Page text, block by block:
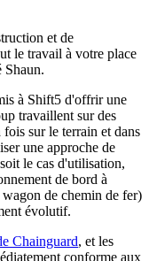
et de
le travail à votre place
Shaun.
à Shift5 d'offrir une
travaillent sur des
sur le terrain et dans
une approche de
le cas d'utilisation,
de bord à
de chemin de fer)
évolutif.
Chainguard, et les
conforme aux